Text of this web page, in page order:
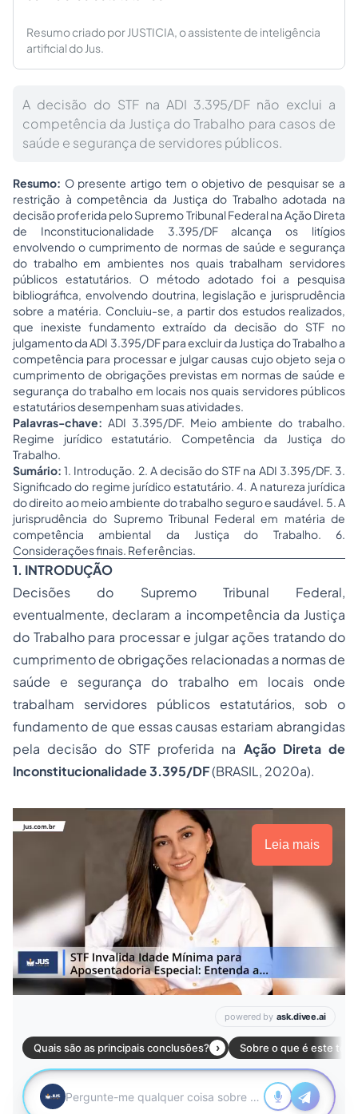
Resumo criado por JUSTICIA, o assistente de inteligência
artificial do Jus.
A decisão do STF na ADI 3.395/DF não exclui a
competência da Justiça do Trabalho para casos de
saúde e segurança de servidores públicos.
Resumo: O presente artigo tem o objetivo de pesquisar se a
restrição à competência da Justiça do Trabalho adotada na
decisão proferida pelo Supremo Tribunal Federal na Ação Direta
de Inconstitucionalidade 3.395/DF alcança os litígios
envolvendo o cumprimento de normas de saúde e segurança
do trabalho em ambientes nos quais trabalham servidores
públicos estatutários. O método adotado foi a pesquisa
bibliográfica, envolvendo doutrina, legislação e jurisprudência
sobre a matéria. Concluiu-se, a partir dos estudos realizados,
que inexiste fundamento extraído da decisão do STF no
julgamento da ADI 3.395/DF para excluir da Justiça do Trabalho a
competência para processar e julgar causas cujo objeto seja o
cumprimento de obrigações previstas em normas de saúde e
segurança do trabalho em locais nos quais servidores públicos
estatutários desempenham suas atividades.
Palavras-chave: ADI 3.395/DF. Meio ambiente do trabalho.
Regime jurídico estatutário. Competência da Justiça do
Trabalho.
Sumário: 1. Introdução. 2. A decisão do STF na ADI 3.395/DF. 3.
Significado do regime jurídico estatutário. 4. A natureza jurídica
do direito ao meio ambiente do trabalho seguro e saudável. 5. A
jurisprudência do Supremo Tribunal Federal em matéria de
competência ambiental da Justiça do Trabalho. 6.
Considerações finais. Referências.
1. INTRODUÇÃO
Decisões do Supremo Tribunal Federal,
eventualmente, declaram a incompetência da Justiça
do Trabalho para processar e julgar ações tratando do
cumprimento de obrigações relacionadas a normas de
saúde e segurança do trabalho em locais onde
trabalham servidores públicos estatutários, sob o
fundamento de que essas causas estariam abrangidas
pela decisão do STF proferida na Ação Direta de
Inconstitucionalidade 3.395/DF(BRASIL, 2020a).
Leia mais